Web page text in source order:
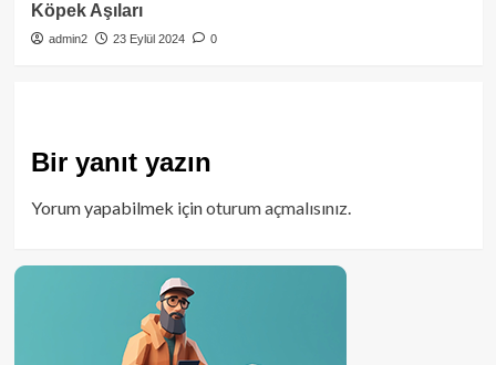
Köpek Aşıları
admin2 23 Eylül 2024 0
Bir yanıt yazın
Yorum yapabilmek içinoturum açmalısınız.